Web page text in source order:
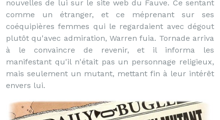
nouvelles de lui sur le site web du Fauve. Ce sentant
comme un étranger, et ce méprenant sur ses
coéquipières femmes qui le regardaient avec dégout
plutôt qu'avec admiration, Warren fuia. Tornade arriva
à le convaincre de revenir, et il informa les
manifestant qu'il n'était pas un personnage religieux,
mais seulement un mutant, mettant fin à leur intérêt
envers lui.